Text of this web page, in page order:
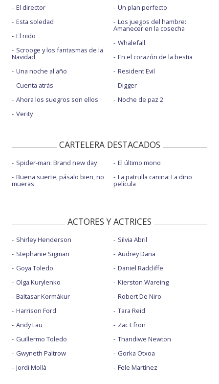
El director
Esta soledad
El nido
Scrooge y los fantasmas de la
Navidad
Una noche al año
Cuenta atrás
Ahora los suegros son ellos
Verity
Un plan perfecto
Los juegos del hambre:
Amanecer en la cosecha
Whalefall
En el corazón de la bestia
Resident Evil
Digger
Noche de paz 2
CARTELERA DESTACADOS
Spider-man: Brand new day
Buena suerte, pásalo bien, no
mueras
El último mono
La patrulla canina: La dino
película
ACTORES Y ACTRICES
Shirley Henderson
Stephanie Sigman
Goya Toledo
Olga Kurylenko
Baltasar Kormákur
Harrison Ford
Andy Lau
Guillermo Toledo
Gwyneth Paltrow
Jordi Mollà
Silvia Abril
Audrey Dana
Daniel Radcliffe
Kierston Wareing
Robert De Niro
Tara Reid
Zac Efron
Thandiwe Newton
Gorka Otxoa
Fele Martínez